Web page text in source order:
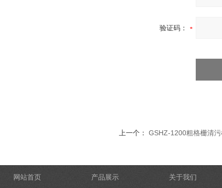
验证码：
上一个： GSHZ-1200粗格栅清
网站首页 产品展示 关于我们